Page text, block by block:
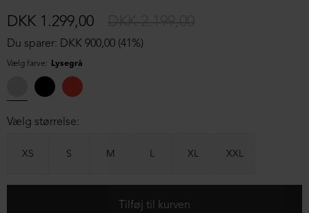
Du sparer: DKK 900,00 (41%)
DKK 1.299,00
Vælg farve: Lysegrå
Vælg størrelse:
XS S M L XL XXL